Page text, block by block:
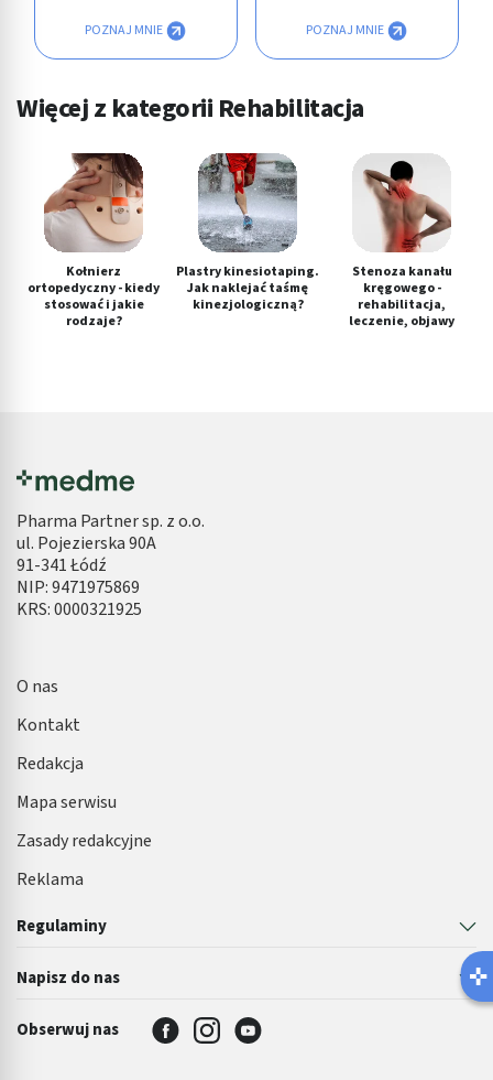
POZNAJ MNIE POZNAJ MNIE
Więcej z kategorii Rehabilitacja
Kołnierz
ortopedyczny - kiedy
stosować i jakie
rodzaje?
Plastry kinesiotaping.
Jak naklejać taśmę
kinezjologiczną?
Stenoza kanału
kręgowego -
rehabilitacja,
leczenie, objawy
Pharma Partner sp. z o.o.
ul. Pojezierska 90A
91-341 Łódź
NIP: 9471975869
KRS: 0000321925
Regulaminy
Napisz do nas
O nas
Kontakt
Redakcja
Mapa serwisu
Zasady redakcyjne
Reklama
Obserwuj nas